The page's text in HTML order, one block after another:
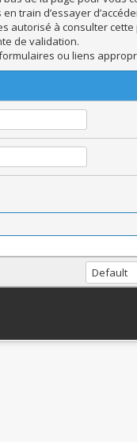
train d’essayer
autorisé à consulter cette
de validation.
ou liens
Syndication RSS